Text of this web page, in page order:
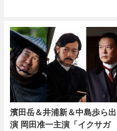
濱田岳＆井浦新＆中島歩ら出
演 岡田准一主演「イクサガ